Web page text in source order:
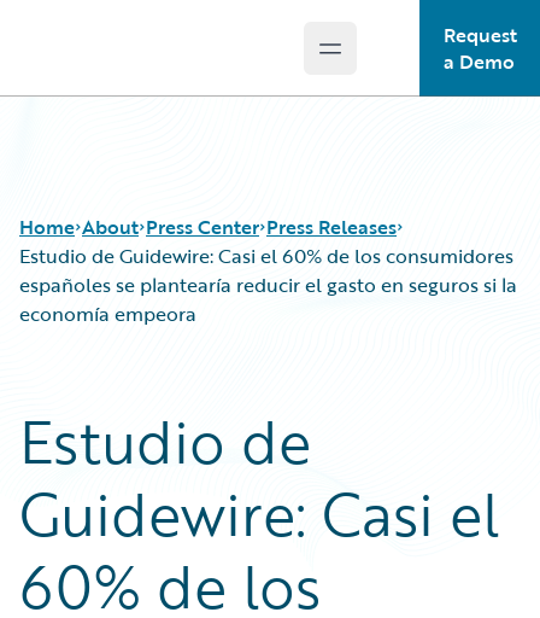
Open main menu
Request
a Demo
Home About Press Center Press Releases
Estudio de Guidewire: Casi el 60% de los consumidores
españoles se plantearía reducir el gasto en seguros si la
economía empeora
Estudio de
Guidewire: Casi el
60% de los